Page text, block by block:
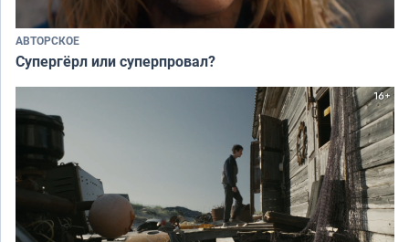
АВТОРСКОЕ
Супергёрл или суперпровал?